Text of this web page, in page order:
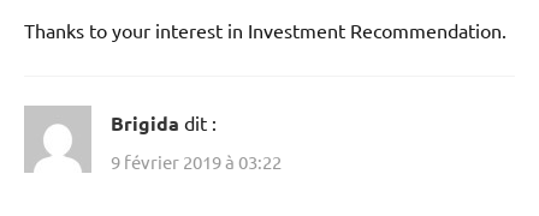
Thanks to your interest in Investment Recommendation.
Brigida dit :
9 février 2019 à 03:22